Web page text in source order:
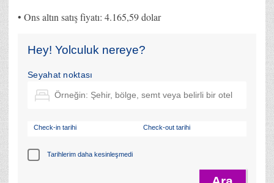
• Ons altın satış fiyatı: 4.165,59 dolar
Hey! Yolculuk nereye?
Seyahat noktası
Check-in tarihi Check-out tarihi
Tarihlerim daha kesinleşmedi